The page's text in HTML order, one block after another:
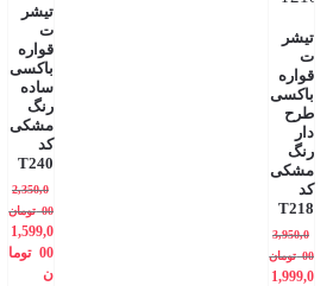
تیشر
ت
قواره
باکسی
طرح
دار
رنگ
مشکی
کد
T218
3,950,0
00 تومان
1,999,0
تیشر
ت
قواره
باکسی
ساده
رنگ
مشکی
کد
T240
2,350,0
00 تومان
1,599,0
00 توما
ن